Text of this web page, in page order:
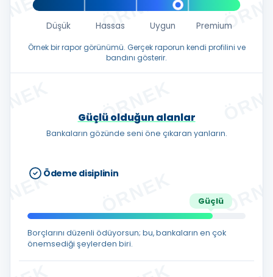
Düşük Hassas Uygun Premium
Örnek bir rapor görünümü. Gerçek raporun kendi profilini ve
bandını gösterir.
Güçlü olduğun alanlar
Bankaların gözünde seni öne çıkaran yanların.
Ödeme disiplinin
Güçlü
Borçlarını düzenli ödüyorsun; bu, bankaların en çok
önemsediği şeylerden biri.